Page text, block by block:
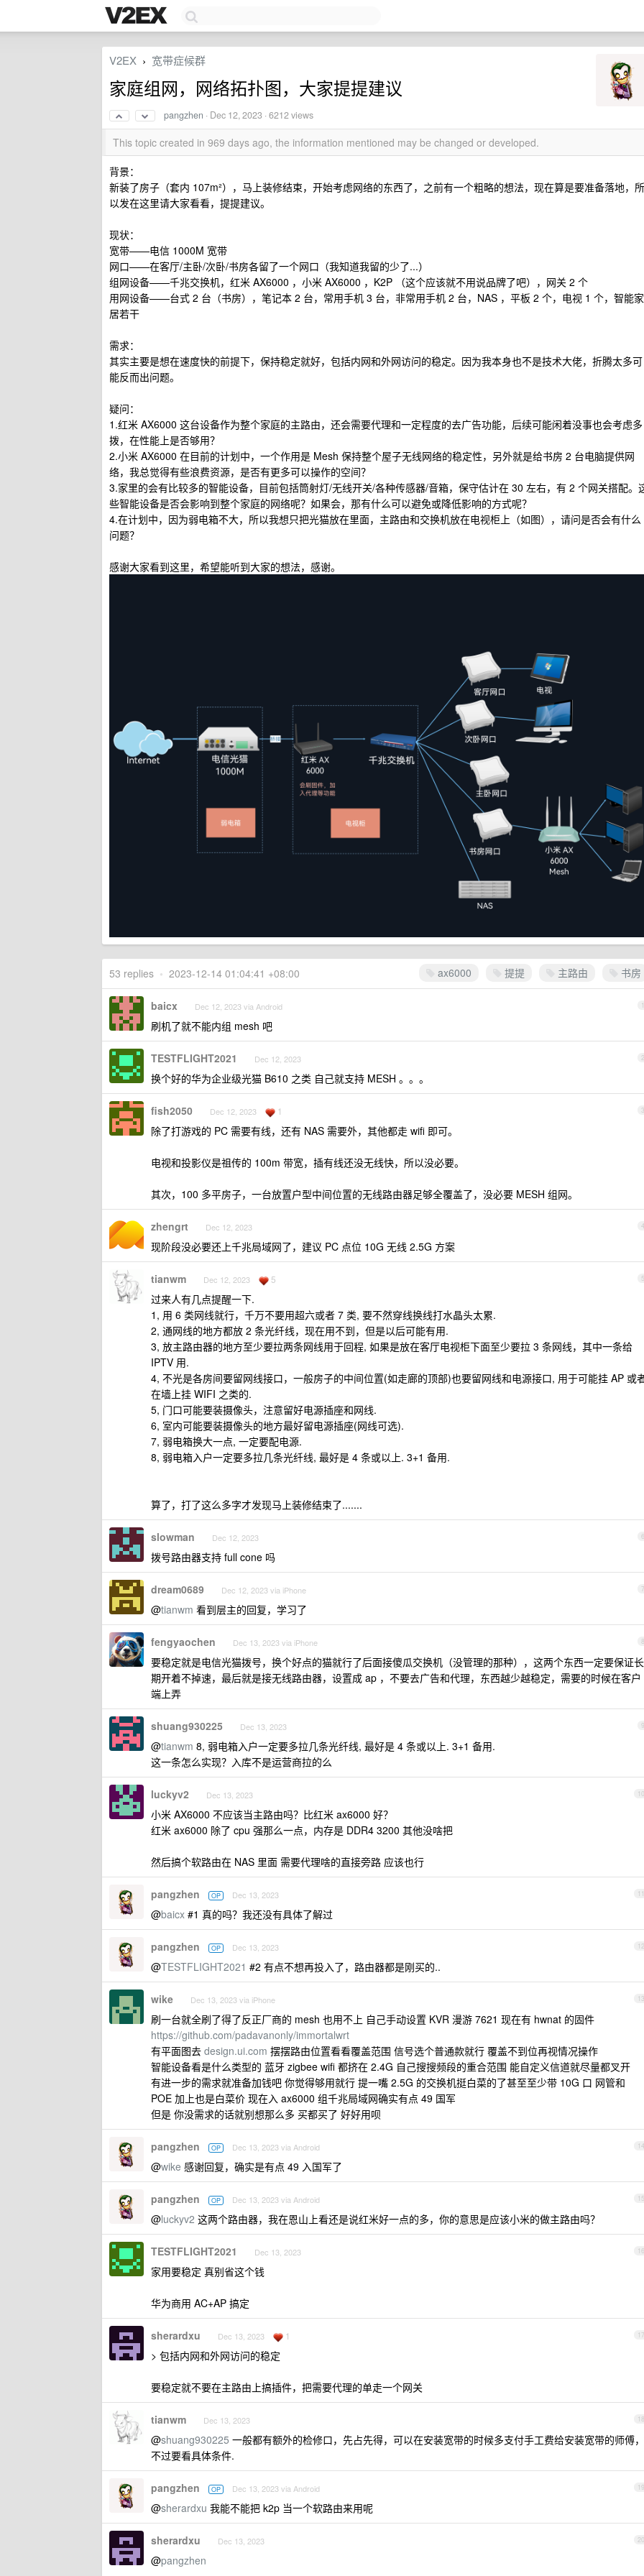
V2EX › 宽带症候群
家庭组网，网络拓扑图，大家提提建议
pangzhen · Dec 12, 2023 · 6212 views
This topic created in 969 days ago, the information mentioned may be changed or developed.
背景：
新装了房子（套内 107m²），马上装修结束，开始考虑网络的东西了，之前有一个粗略的想法，现在算是要准备落地，所
以发在这里请大家看看，提提建议。
现状：
宽带——电信 1000M 宽带
网口——在客厅/主卧/次卧/书房各留了一个网口（我知道我留的少了...）
组网设备——千兆交换机，红米 AX6000 ，小米 AX6000 ，K2P （这个应该就不用说品牌了吧），网关 2 个
用网设备——台式 2 台（书房），笔记本 2 台，常用手机 3 台，非常用手机 2 台，NAS ，平板 2 个，电视 1 个，智能家
居若干
需求：
其实主要是想在速度快的前提下，保持稳定就好，包括内网和外网访问的稳定。因为我本身也不是技术大佬，折腾太多可
能反而出问题。
疑问：
1.红米 AX6000 这台设备作为整个家庭的主路由，还会需要代理和一定程度的去广告功能，后续可能闲着没事也会考虑多
拨，在性能上是否够用？
2.小米 AX6000 在目前的计划中，一个作用是 Mesh 保持整个屋子无线网络的稳定性，另外就是给书房 2 台电脑提供网
络，我总觉得有些浪费资源，是否有更多可以操作的空间？
3.家里的会有比较多的智能设备，目前包括筒射灯/无线开关/各种传感器/音箱，保守估计在 30 左右，有 2 个网关搭配。
些智能设备是否会影响到整个家庭的网络呢？如果会，那有什么可以避免或降低影响的方式呢？
4.在计划中，因为弱电箱不大，所以我想只把光猫放在里面，主路由和交换机放在电视柜上（如图），请问是否会有什么
问题？
感谢大家看到这里，希望能听到大家的想法，感谢。
ax6000 提提 主路由 书房
53 replies • 2023-12-14 01:04:41 +08:00
1
baicx Dec 12, 2023 via Android
刷机了就不能内组 mesh 吧
2
TESTFLIGHT2021 Dec 12, 2023
换个好的华为企业级光猫 B610 之类 自己就支持 MESH 。。。
3
fish2050 Dec 12, 2023 1
除了打游戏的 PC 需要有线，还有 NAS 需要外，其他都走 wifi 即可。
电视和投影仪是祖传的 100m 带宽，插有线还没无线快，所以没必要。
其次，100 多平房子，一台放置户型中间位置的无线路由器足够全覆盖了，没必要 MESH 组网。
4
zhengrt Dec 12, 2023
现阶段没必要还上千兆局域网了，建议 PC 点位 10G 无线 2.5G 方案
5
tianwm Dec 12, 2023 5
过来人有几点提醒一下.
1, 用 6 类网线就行，千万不要用超六或者 7 类, 要不然穿线换线打水晶头太累.
2, 通网线的地方都放 2 条光纤线，现在用不到，但是以后可能有用.
3, 放主路由器的地方至少要拉两条网线用于回程, 如果是放在客厅电视柜下面至少要拉 3 条网线，其中一条给
IPTV 用.
4, 不光是各房间要留网线接口，一般房子的中间位置(如走廊的顶部)也要留网线和电源接口, 用于可能挂 AP 或
在墙上挂 WIFI 之类的.
5, 门口可能要装摄像头，注意留好电源插座和网线.
6, 室内可能要装摄像头的地方最好留电源插座(网线可选).
7, 弱电箱换大一点, 一定要配电源.
8, 弱电箱入户一定要多拉几条光纤线, 最好是 4 条或以上. 3+1 备用.
算了，打了这么多字才发现马上装修结束了.......
6
slowman Dec 12, 2023
拨号路由器支持 full cone 吗
7
dream0689 Dec 12, 2023 via iPhone
@tianwm 看到层主的回复，学习了
8
fengyaochen Dec 13, 2023 via iPhone
要稳定就是电信光猫拨号，换个好点的猫就行了后面接傻瓜交换机（没管理的那种），这两个东西一定要保证长
期开着不掉速，最后就是接无线路由器，设置成 ap ，不要去广告和代理，东西越少越稳定，需要的时候在客户
端上弄
9
shuang930225 Dec 13, 2023
@tianwm 8, 弱电箱入户一定要多拉几条光纤线, 最好是 4 条或以上. 3+1 备用.
这一条怎么实现？入库不是运营商拉的么
10
luckyv2 Dec 13, 2023
小米 AX6000 不应该当主路由吗？比红米 ax6000 好？
红米 ax6000 除了 cpu 强那么一点，内存是 DDR4 3200 其他没啥把
然后搞个软路由在 NAS 里面 需要代理啥的直接旁路 应该也行
11
pangzhen OP Dec 13, 2023
@baicx #1 真的吗？我还没有具体了解过
12
pangzhen OP Dec 13, 2023
@TESTFLIGHT2021 #2 有点不想再投入了，路由器都是刚买的..
13
wike Dec 13, 2023 via iPhone
刷一台就全刷了得了反正厂商的 mesh 也用不上 自己手动设置 KVR 漫游 7621 现在有 hwnat 的固件
https://github.com/padavanonly/immortalwrt
有平面图去 design.ui.com 摆摆路由位置看看覆盖范围 信号选个普通款就行 覆盖不到位再视情况操作
智能设备看是什么类型的 蓝牙 zigbee wifi 都挤在 2.4G 自己搜搜频段的重合范围 能自定义信道就尽量都叉开
有进一步的需求就准备加钱吧 你觉得够用就行 提一嘴 2.5G 的交换机挺白菜的了甚至至少带 10G 口 网管和
POE 加上也是白菜价 现在入 ax6000 组千兆局域网确实有点 49 国军
但是 你没需求的话就别想那么多 买都买了 好好用呗
14
pangzhen OP Dec 13, 2023 via Android
@wike 感谢回复，确实是有点 49 入国军了
15
pangzhen OP Dec 13, 2023 via Android
@luckyv2 这两个路由器，我在恩山上看还是说红米好一点的多，你的意思是应该小米的做主路由吗？
16
TESTFLIGHT2021 Dec 13, 2023
家用要稳定 真别省这个钱
华为商用 AC+AP 搞定
17
sherardxu Dec 13, 2023 1
> 包括内网和外网访问的稳定
要稳定就不要在主路由上搞插件，把需要代理的单走一个网关
18
tianwm Dec 13, 2023
@shuang930225 一般都有额外的检修口，先占先得，可以在安装宽带的时候多支付手工费给安装宽带的师傅，
不过要看具体条件.
19
pangzhen OP Dec 13, 2023 via Android
@sherardxu 我能不能把 k2p 当一个软路由来用呢
20
sherardxu Dec 13, 2023
@pangzhen